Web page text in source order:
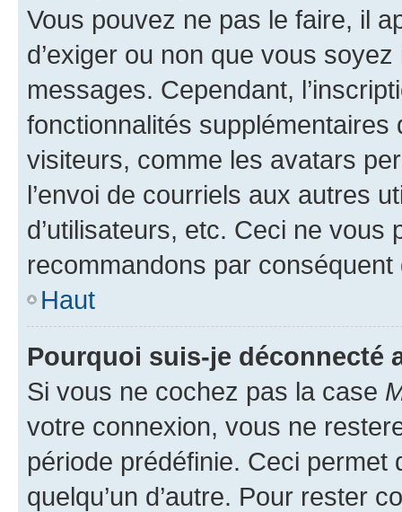
Vous pouvez ne pas le faire, il
d’exiger ou non que vous
messages. Cependant,
fonctionnalités
visiteurs, comme les avatars
l’envoi de courriels aux autres
d’utilisateurs, etc. Ceci ne vous
recommandons par conséquent
Haut
Pourquoi suis-je déconnecté
Si vous ne cochez pas la case
votre connexion, vous ne
période prédéfinie. Ceci permet
quelqu’un d’autre. Pour rester